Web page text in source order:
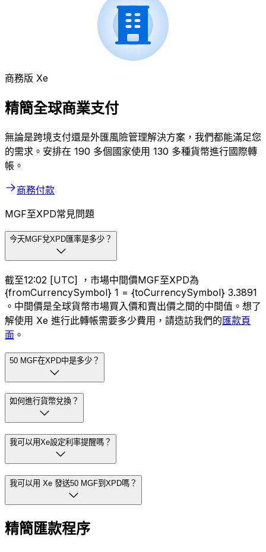
商務版 Xe
精簡全球商業支付
無論是跨境支付還是外匯風險管理解決方案，我們都能滿足您
的需求。安排在 190 多個國家使用 130 多種貨幣進行國際轉
帳。
商務付款
MGF至XPD常見問題
今天MGF兌XPD匯率是多少？
截至12:02 [UTC] ，市場中間價MGF至XPD為
{fromCurrencySymbol} 1 = {toCurrencySymbol} 3.3891
。中間價是全球貨幣市場買入價和賣出價之間的中間值。想了
解使用 Xe 進行此轉帳需要多少費用，請造訪我們的匯款頁
面 。
50 MGF在XPD中是多少？
如何進行貨幣兌換？
我可以用Xe設定利率提醒嗎？
我可以用 Xe 發送50 MGF到XPD嗎？
精簡匯款程序